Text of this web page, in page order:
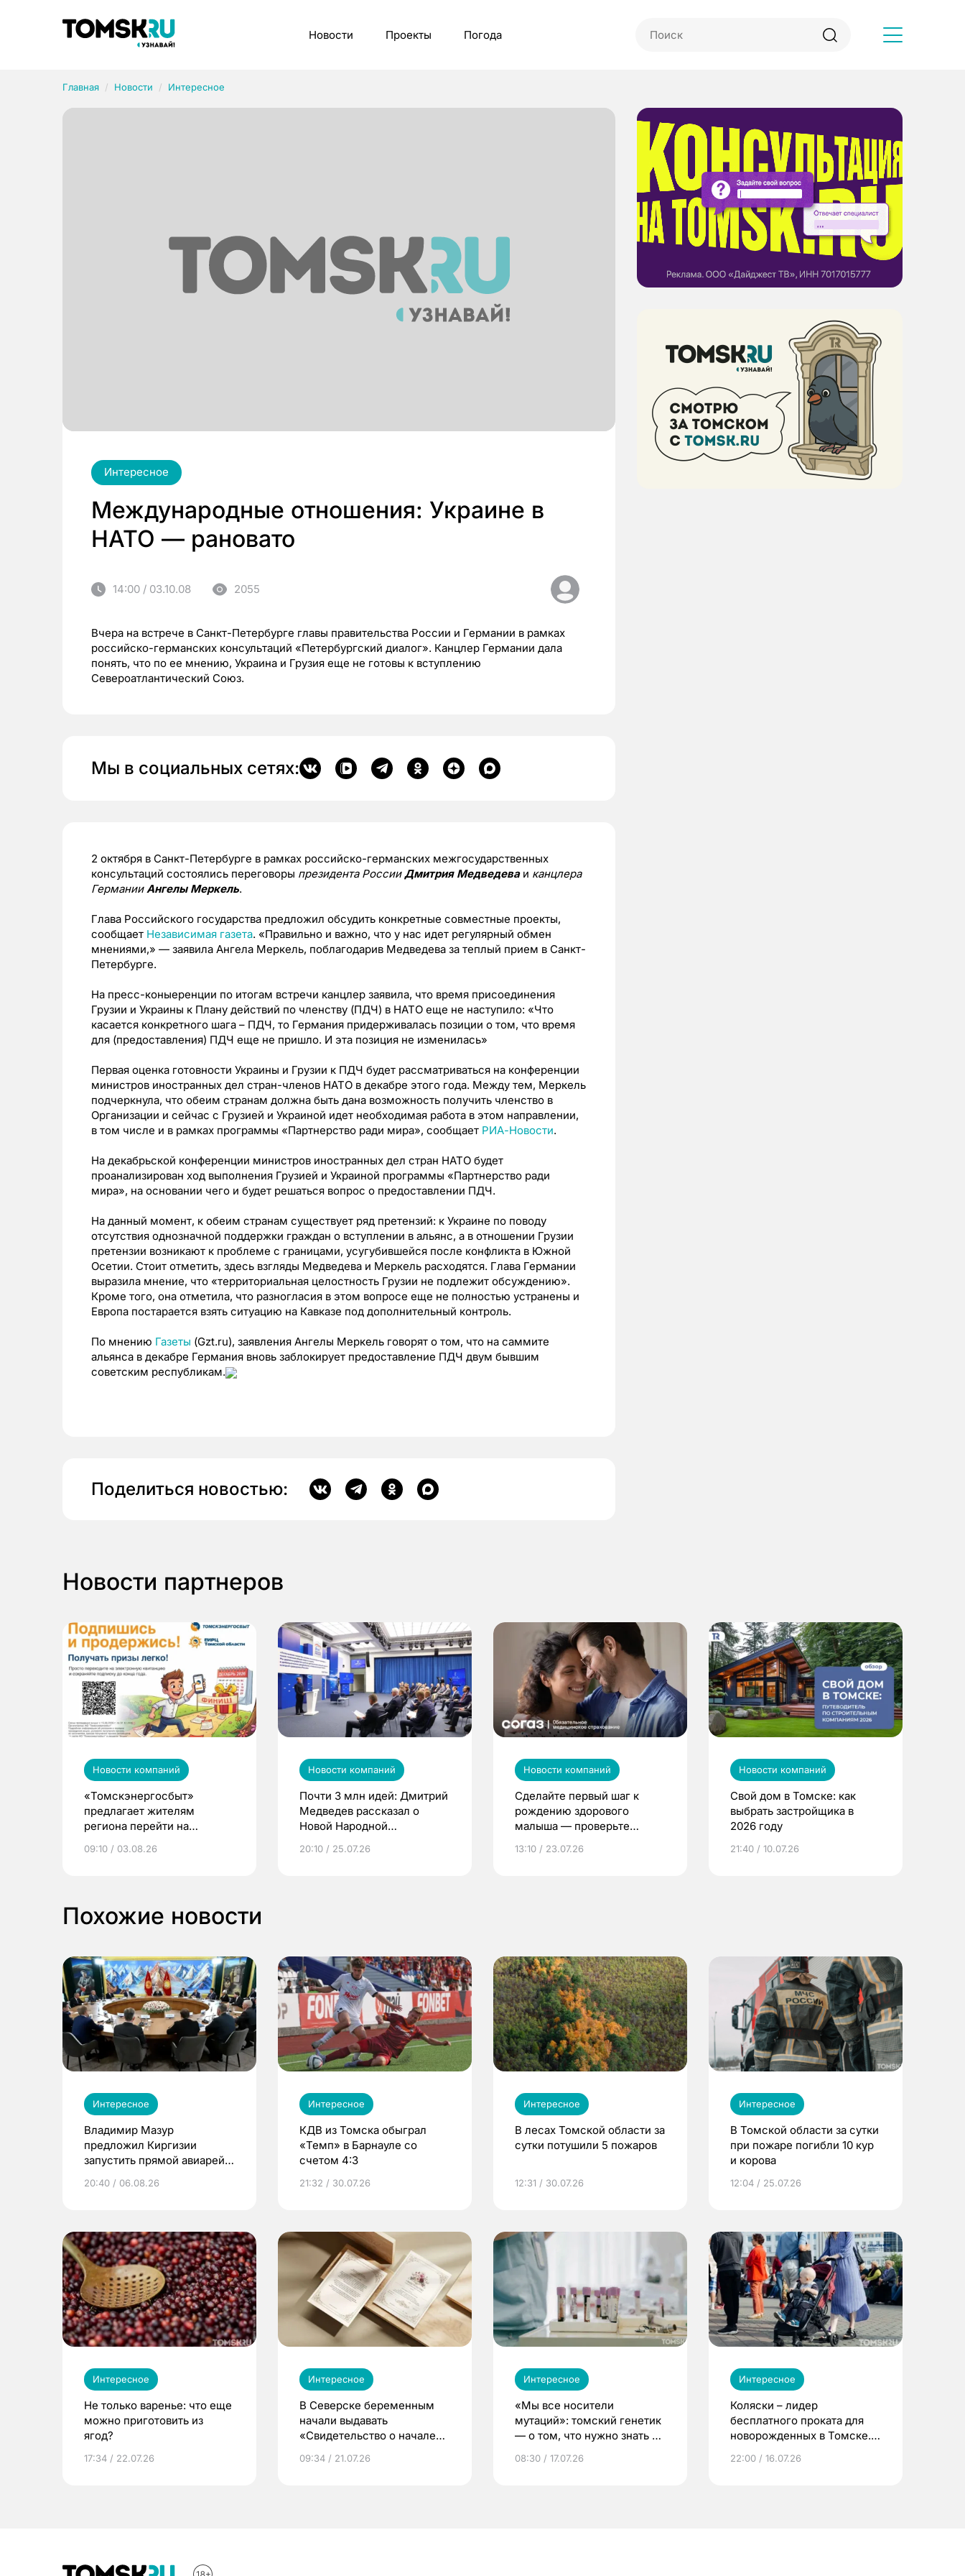
Новости Проекты Погода
Главная Новости Интересное
Интересное
Международные отношения: Украине в
НАТО — рановато
14:00 / 03.10.08 2055
Вчера на встрече в Санкт-Петербурге главы правительства России и Германии в рамках
российско-германских консультаций «Петербургский диалог». Канцлер Германии дала
понять, что по ее мнению, Украина и Грузия еще не готовы к вступлению
Североатлантический Союз.
Мы в социальных сетях:
2 октября в Санкт-Петербурге в рамках российско-германских межгосударственных
консультаций состоялись переговоры президента РоссииДмитрия Медведеваи канцлера
ГерманииАнгелы Меркель.
Глава Российского государства предложил обсудить конкретные совместные проекты,
сообщает Независимая газета. «Правильно и важно, что у нас идет регулярный обмен
мнениями,» — заявила Ангела Меркель, поблагодарив Медведева за теплый прием в Санкт-
Петербурге.
На пресс-коныеренции по итогам встречи канцлер заявила, что время присоединения
Грузии и Украины к Плану действий по членству (ПДЧ) в НАТО еще не наступило: «Что
касается конкретного шага – ПДЧ, то Германия придерживалась позиции о том, что время
для (предоставления) ПДЧ еще не пришло. И эта позиция не изменилась»
Первая оценка готовности Украины и Грузии к ПДЧ будет рассматриваться на конференции
министров иностранных дел стран-членов НАТО в декабре этого года. Между тем, Меркель
подчеркнула, что обеим странам должна быть дана возможность получить членство в
Организации и сейчас с Грузией и Украиной идет необходимая работа в этом направлении,
в том числе и в рамках программы «Партнерство ради мира», сообщает РИА-Новости.
На декабрьской конференции министров иностранных дел стран НАТО будет
проанализирован ход выполнения Грузией и Украиной программы «Партнерство ради
мира», на основании чего и будет решаться вопрос о предоставлении ПДЧ.
На данный момент, к обеим странам существует ряд претензий: к Украине по поводу
отсутствия однозначной поддержки граждан о вступлении в альянс, а в отношении Грузии
претензии возникают к проблеме с границами, усугубившейся после конфликта в Южной
Осетии. Стоит отметить, здесь взгляды Медведева и Меркель расходятся. Глава Германии
выразила мнение, что «территориальная целостность Грузии не подлежит обсуждению».
Кроме того, она отметила, что разногласия в этом вопросе еще не полностью устранены и
Европа постарается взять ситуацию на Кавказе под дополнительный контроль.
По мнению Газеты (Gzt.ru), заявления Ангелы Меркель говорят о том, что на саммите
альянса в декабре Германия вновь заблокирует предоставление ПДЧ двум бывшим
советским республикам.
Поделиться новостью:
Новости партнеров
Новости компаний
«Томскэнергосбыт»
предлагает жителям
региона перейти на
выиграть призы
09:10 / 03.08.26
Новости компаний
Почти 3 млн идей: Дмитрий
Медведев рассказал о
Новой Народной
20:10 / 25.07.26
Новости компаний
Сделайте первый шаг к
рождению здорового
малыша — проверьте
по ОМС!
13:10 / 23.07.26
Новости компаний
Свой дом в Томске: как
выбрать застройщика в
2026 году
21:40 / 10.07.26
Похожие новости
Интересное
Владимир Мазур
предложил Киргизии
запустить прямой авиарейс
20:40 / 06.08.26
Интересное
КДВ из Томска обыграл
«Темп» в Барнауле со
счетом 4:3
21:32 / 30.07.26
Интересное
В лесах Томской области за
сутки потушили 5 пожаров
12:31 / 30.07.26
Интересное
В Томской области за сутки
при пожаре погибли 10 кур
и корова
12:04 / 25.07.26
Интересное
Не только варенье: что еще
можно приготовить из
ягод?
17:34 / 22.07.26
Интересное
В Северске беременным
начали выдавать
«Свидетельство о начале
09:34 / 21.07.26
Интересное
«Мы все носители
мутаций»: томский генетик
— о том, что нужно знать до
08:30 / 17.07.26
Интересное
Коляски – лидер
бесплатного проката для
новорожденных в Томске.
22:00 / 16.07.26
Рубрики